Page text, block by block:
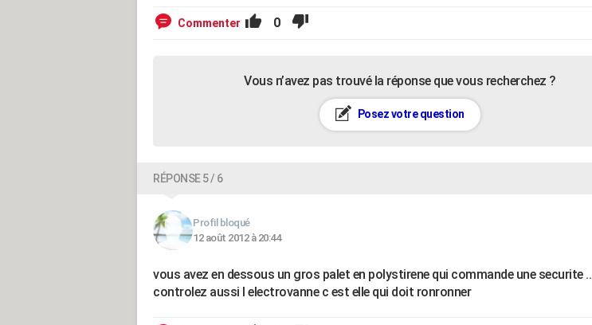
Commenter 0
Vous n’avez pas trouvé la réponse que vous recherchez ?
Posez votre question
RÉPONSE 5 / 6
Profil bloqué
12 août 2012 à 20:44
vous avez en dessous un gros palet en polystirene qui commande une securite ..
controlez aussi l electrovanne c est elle qui doit ronronner